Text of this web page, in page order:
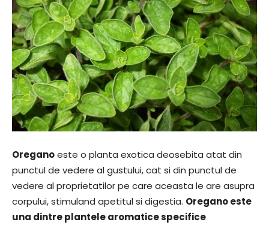
Oreganoeste o planta exotica deosebita atat din
punctul de vedere al gustului, cat si din punctul de
vedere al proprietatilor pe care aceasta le are asupra
corpului, stimuland apetitul si digestia. Oregano este
una dintre plantele aromatice specifice